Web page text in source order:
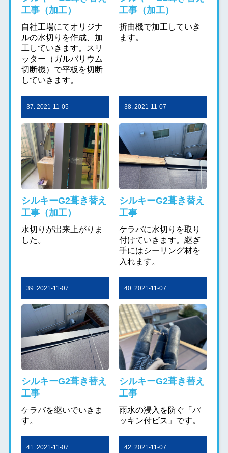
工事（加工）
自社工場にてオリジナ
ルの水切りを作成、加
工していきます。スリ
ッター（ガルバリウム
切断機）で平板を切断
していきます。
工事（加工）
折曲機で加工していき
ます。
37. 2021-11-05
シルキーG2葺き替え
工事（加工）
水切りが出来上がりま
した。
38. 2021-11-07
シルキーG2葺き替え
工事
ケラバに水切りを取り
付けていきます。継ぎ
手にはシーリング材を
入れます。
39. 2021-11-07
シルキーG2葺き替え
工事
ケラバを継いでいきま
す。
40. 2021-11-07
シルキーG2葺き替え
工事
雨水の浸入を防ぐ「パ
ッキン付ビス」です。
41. 2021-11-07 42. 2021-11-07